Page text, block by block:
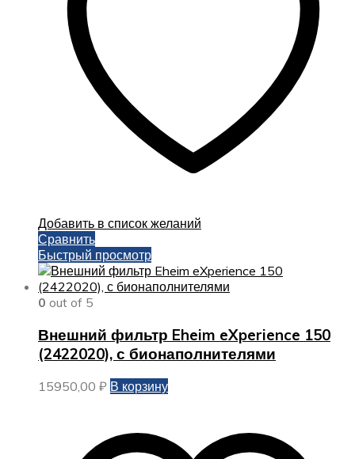
Добавить в список желаний
Сравнить
Быстрый просмотр
0 out of 5
Внешний фильтр Eheim eXperience 150
(2422020), с бионаполнителями
15950,00 ₽ В корзину